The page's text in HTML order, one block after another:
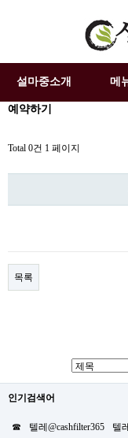
설마중소개 메
예약하기
Total 0건 1 페이지
목록
인기검색어
☎ 텔레@cashfilter365 텔